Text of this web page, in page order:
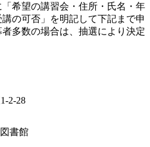
希望の講習会・住所・氏名・年
の可否」を明記して下記まで申
多数の場合は、抽選により決定
2-28
書館